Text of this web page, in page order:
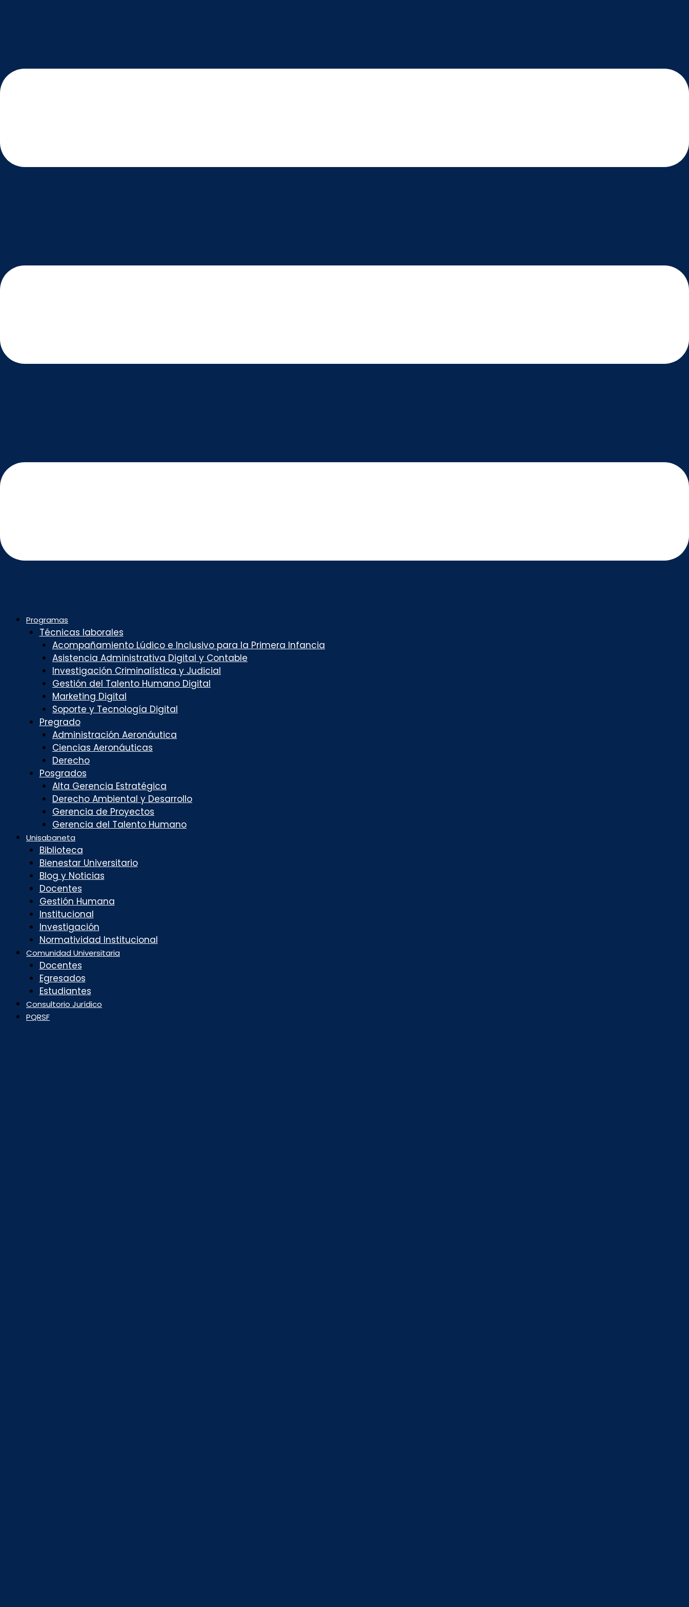
Programas
Técnicas laborales
Acompañamiento Lúdico e Inclusivo para la Primera Infancia
Asistencia Administrativa Digital y Contable
Investigación Criminalística y Judicial
Gestión del Talento Humano Digital
Marketing Digital
Soporte y Tecnología Digital
Pregrado
Administración Aeronáutica
Ciencias Aeronáuticas
Derecho
Posgrados
Alta Gerencia Estratégica
Derecho Ambiental y Desarrollo
Gerencia de Proyectos
Gerencia del Talento Humano
Unisabaneta
Biblioteca
Bienestar Universitario
Blog y Noticias
Docentes
Gestión Humana
Institucional
Investigación
Normatividad Institucional
Comunidad Universitaria
Docentes
Egresados
Estudiantes
Consultorio Jurídico
PQRSF